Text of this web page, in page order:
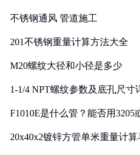
不锈钢通风 管道施工
201不锈钢重量计算方法大全
M20螺纹大径和小径是多少
1-1/4 NPT螺纹参数及底孔尺寸
F1010E是什么管？能否用3205
20x40x2镀锌方管单米重量计